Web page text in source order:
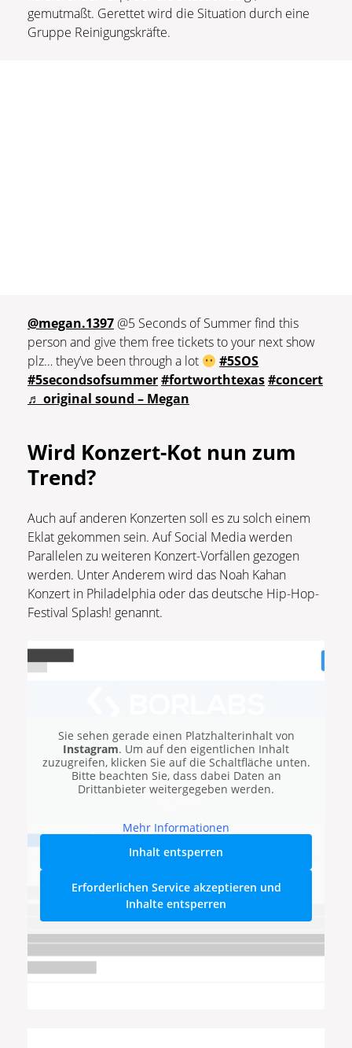
gemutmaßt. Gerettet wird die Situation durch eine
Gruppe Reinigungskräfte.
@megan.1397 @5 Seconds of Summer find this
person and give them free tickets to your next show
plz… they’ve been through a lot
#5SOS
#5secondsofsummer#fortworthtexas#concert
♬ original sound – Megan
Wird Konzert-Kot nun zum
Trend?
Auch auf anderen Konzerten soll es zu solch einem
Eklat gekommen sein. Auf Social Media werden
Parallelen zu weiteren Konzert-Vorfällen gezogen
werden. Unter Anderem wird das Noah Kahan
Konzert in Philadelphia oder das deutsche Hip-Hop-
Festival Splash! genannt.
Sie sehen gerade einen Platzhalterinhalt von
Instagram. Um auf den eigentlichen Inhalt
zuzugreifen, klicken Sie auf die Schaltfläche unten.
Bitte beachten Sie, dass dabei Daten an
Drittanbieter weitergegeben werden.
Mehr Informationen
Inhalt entsperren
Erforderlichen Service akzeptieren und
Inhalte entsperren